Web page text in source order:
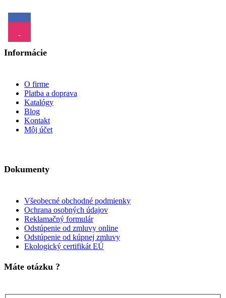
Informácie
O firme
Platba a doprava
Katalógy
Blog
Kontakt
Môj účet
Dokumenty
Všeobecné obchodné podmienky
Ochrana osobných údajov
Reklamačný formulár
Odstúpenie od zmluvy online
Odstúpenie od kúpnej zmluvy
Ekologický certifikát EÚ
Máte otázku ?